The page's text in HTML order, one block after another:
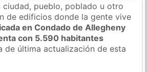
ciudad, pueblo, poblado u otro
de edificios donde la gente vive
en Condado de Allegheny
con 5.590 habitantes
de última actualización de esta